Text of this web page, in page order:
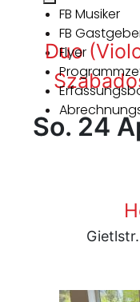
FB Musiker
FB
Flyer
Duo
So. 24